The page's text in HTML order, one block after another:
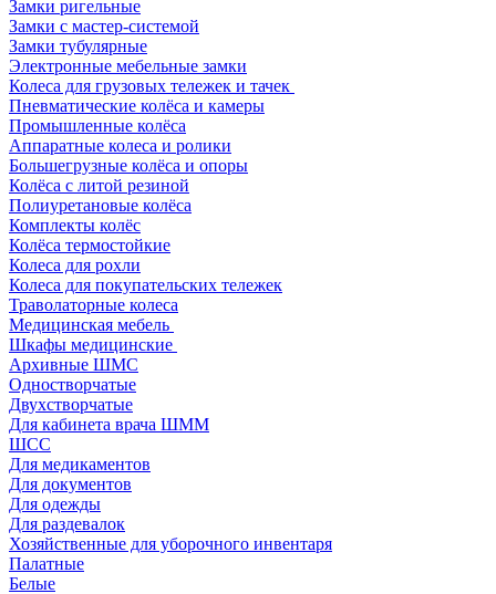
Замки ригельные
Замки с мастер-системой
Замки тубулярные
Электронные мебельные замки
Колеса для грузовых тележек и тачек
Пневматические колёса и камеры
Промышленные колёса
Аппаратные колеса и ролики
Большегрузные колёса и опоры
Колёса с литой резиной
Полиуретановые колёса
Комплекты колёс
Колёса термостойкие
Колеса для рохли
Колеса для покупательских тележек
Траволаторные колеса
Медицинская мебель
Шкафы медицинские
Архивные ШМС
Одностворчатые
Двухстворчатые
Для кабинета врача ШММ
ШСС
Для медикаментов
Для документов
Для одежды
Для раздевалок
Хозяйственные для уборочного инвентаря
Палатные
Белые